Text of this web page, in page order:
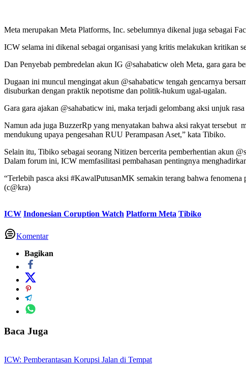
Meta merupakan Meta Platforms, Inc. sebelumnya dikenal juga sebagai
ICW selama ini dikenal sebagai organisasi yang kritis melakukan kritikan
Dan Penyebab pembredelan akun IG @sahabaticw oleh Meta, gara gara
Dugaan ini muncul mengingat akun @sahabaticw tengah gencarnya
disuburkan dengan praktik nepotisme dan politik-hukum ugal-ugalan.
Gara gara ajakan @sahabaticw ini, maka terjadi gelombang aksi unjuk
Namun ada juga BuzzerRp yang menyatakan bahwa aksi rakyat tersebut
mendukung upaya pengesahan RUU Perampasan Aset,” kata Tibiko.
Selain itu, Tibiko sebagai seorang Nitizen bercerita pemberhentian akun
Dalam forum ini, ICW memfasilitasi pembahasan pentingnya
“Terlebih pasca aksi #KawalPutusanMK semakin terang bahwa fenomena
(c@kra)
ICW Indonesian Coruption Watch Platform Meta Tibiko
Komentar
Bagikan
Baca Juga
ICW: Pemberantasan Korupsi Jalan di Tempat